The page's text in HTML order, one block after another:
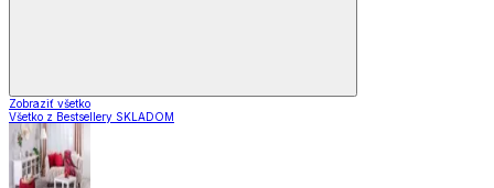
Zobraziť všetko
Všetko z Bestsellery SKLADOM